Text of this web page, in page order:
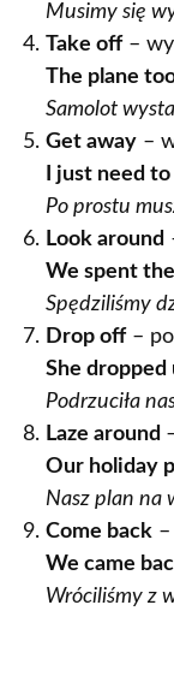
Musimy się
Take off–
The plane
Samolot
Get away –
I just need
Po prostu
Look around
We spent
Spędziliśmy
Drop off–
She
Podrzuciła
Laze around
Our holiday
Nasz plan na
Come back
We came
Wróciliśmy z